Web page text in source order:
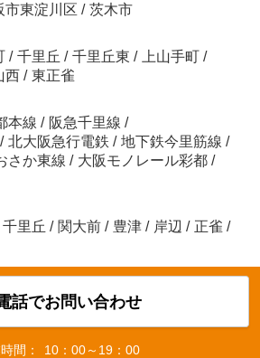
市東淀川区 / 茨木市
/ 千里丘 / 千里丘東 / 上山手町 /
西 / 東正雀
本線 / 阪急千里線 /
/ 北大阪急行電鉄 / 地下鉄今里筋線 /
さか東線 / 大阪モノレール彩都 /
千里丘 / 関大前 / 豊津 / 岸辺 / 正雀 /
話でお問い合わせ
間：
10：00～19：00